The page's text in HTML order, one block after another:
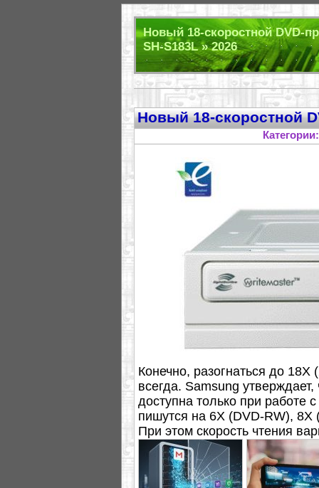
Новый 18-скоростной DVD-
SH-S183L » 2026
Новый 18-скоростной
Конечно, разогнаться до
всегда. Samsung утверждает,
доступна только при работе
пишутся на 6X (DVD-RW),
При этом скорость чтения
ROM).